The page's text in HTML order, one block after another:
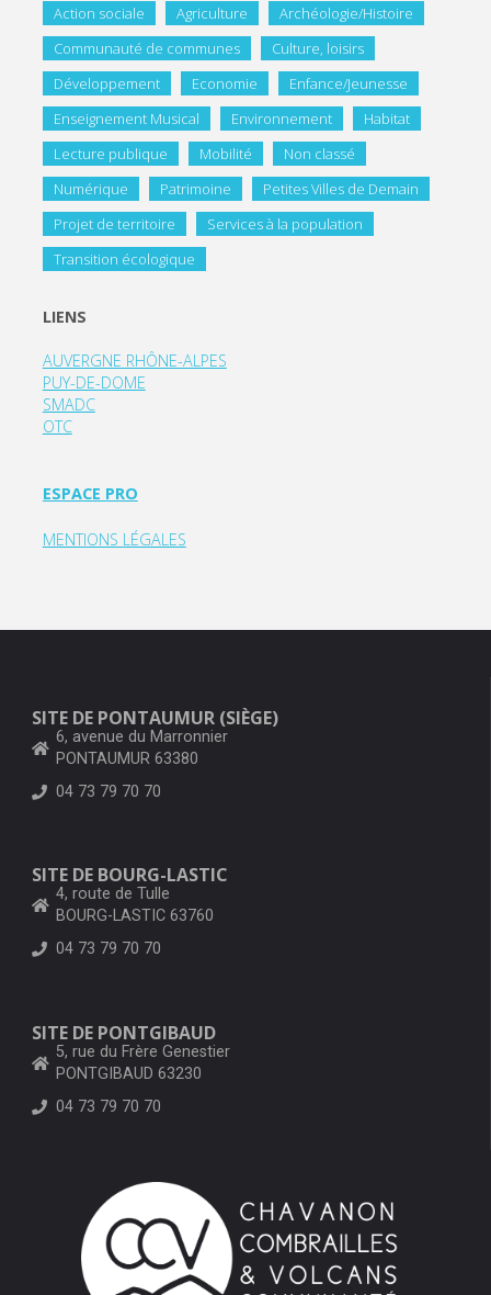
Action sociale Agriculture
Archéologie/Histoire
Communauté de communes
Culture, loisirs
Développement
Economie
Enfance/Jeunesse
Enseignement Musical
Environnement
Habitat
Lecture publique
Mobilité
Non classé
Numérique
Patrimoine
Petites Villes de Demain
Projet de territoire
Services à la population
Transition écologique
LIENS
AUVERGNE RHÔNE-ALPES
PUY-DE-DOME
SMADC
OTC
ESPACE PRO
MENTIONS LÉGALES
SITE DE PONTAUMUR (SIÈGE)
6, avenue du Marronnier
PONTAUMUR 63380
04 73 79 70 70
SITE DE BOURG-LASTIC
4, route de Tulle
BOURG-LASTIC 63760
04 73 79 70 70
SITE DE PONTGIBAUD
5, rue du Frère Genestier
PONTGIBAUD 63230
04 73 79 70 70